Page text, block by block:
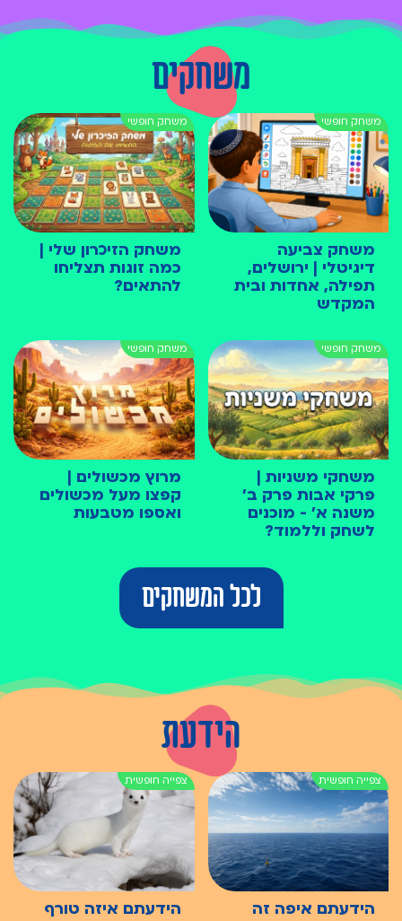
משחקים
משחק צביעה
דיגיטלי | ירושלים,
תפילה, אחדות ובית
המקדש
משחק הזיכרון שלי |
כמה זוגות תצליחו
להתאים?
משחקי משניות |
פרקי אבות פרק ב׳
משנה א׳ - מוכנים
לשחק וללמוד?
מרוץ מכשולים |
קפצו מעל מכשולים
ואספו מטבעות
לכל המשחקים
הידעת
הידעתם איפה זה
הידעתם איזה טורף